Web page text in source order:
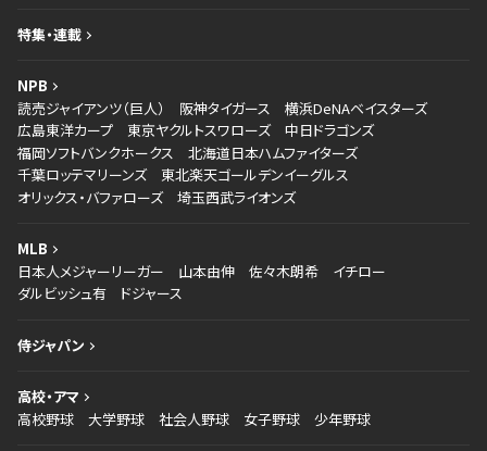
特集・連載
NPB
読売ジャイアンツ（巨人）
阪神タイガース
横浜DeNAベイスターズ
広島東洋カープ
東京ヤクルトスワローズ
中日ドラゴンズ
福岡ソフトバンクホークス
北海道日本ハムファイターズ
千葉ロッテマリーンズ
東北楽天ゴールデンイーグルス
オリックス・バファローズ
埼玉西武ライオンズ
MLB
日本人メジャーリーガー
山本由伸 佐々木朗希
イチロー
ダルビッシュ有
ドジャース
侍ジャパン
高校・アマ
高校野球
大学野球 社会人野球 女子野球 少年野球